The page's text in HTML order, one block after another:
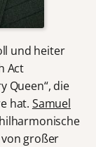
und heiter
Act
Queen“, die
hat. Samuel
großer